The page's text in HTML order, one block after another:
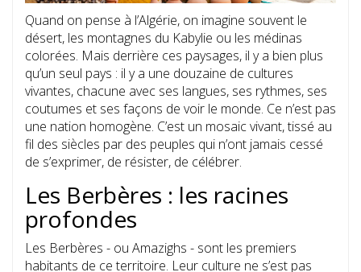
Quand on pense à l’Algérie, on imagine souvent le
désert, les montagnes du Kabylie ou les médinas
colorées. Mais derrière ces paysages, il y a bien plus
qu’un seul pays : il y a une douzaine de cultures
vivantes, chacune avec ses langues, ses rythmes, ses
coutumes et ses façons de voir le monde. Ce n’est pas
une nation homogène. C’est un mosaic vivant, tissé au
fil des siècles par des peuples qui n’ont jamais cessé
de s’exprimer, de résister, de célébrer.
Les Berbères : les racines
profondes
Les Berbères - ou Amazighs - sont les premiers
habitants de ce territoire. Leur culture ne s’est pas